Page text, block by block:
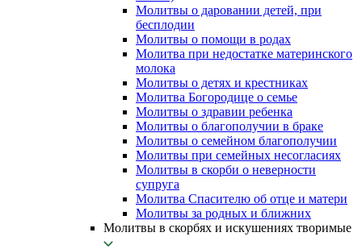
Молитвы о даровании детей, при
бесплодии
Молитвы о помощи в родах
Молитва при недостатке материнского
молока
Молитвы о детях и крестниках
Молитва Богородице о семье
Молитвы о здравии ребенка
Молитвы о благополучии в браке
Молитвы о семейном благополучии
Молитвы при семейных несогласиях
Молитвы в скорби о неверности
супруга
Молитва Спасителю об отце и матери
Молитвы за родных и ближних
Молитвы в скорбях и искушениях творимые